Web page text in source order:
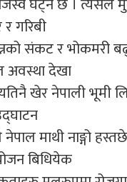
गरिबी
संकट र भोकमरी
अवस्था देखा
खेर नेपाली भूमी
माथी नाङ्गो
बिधियेक